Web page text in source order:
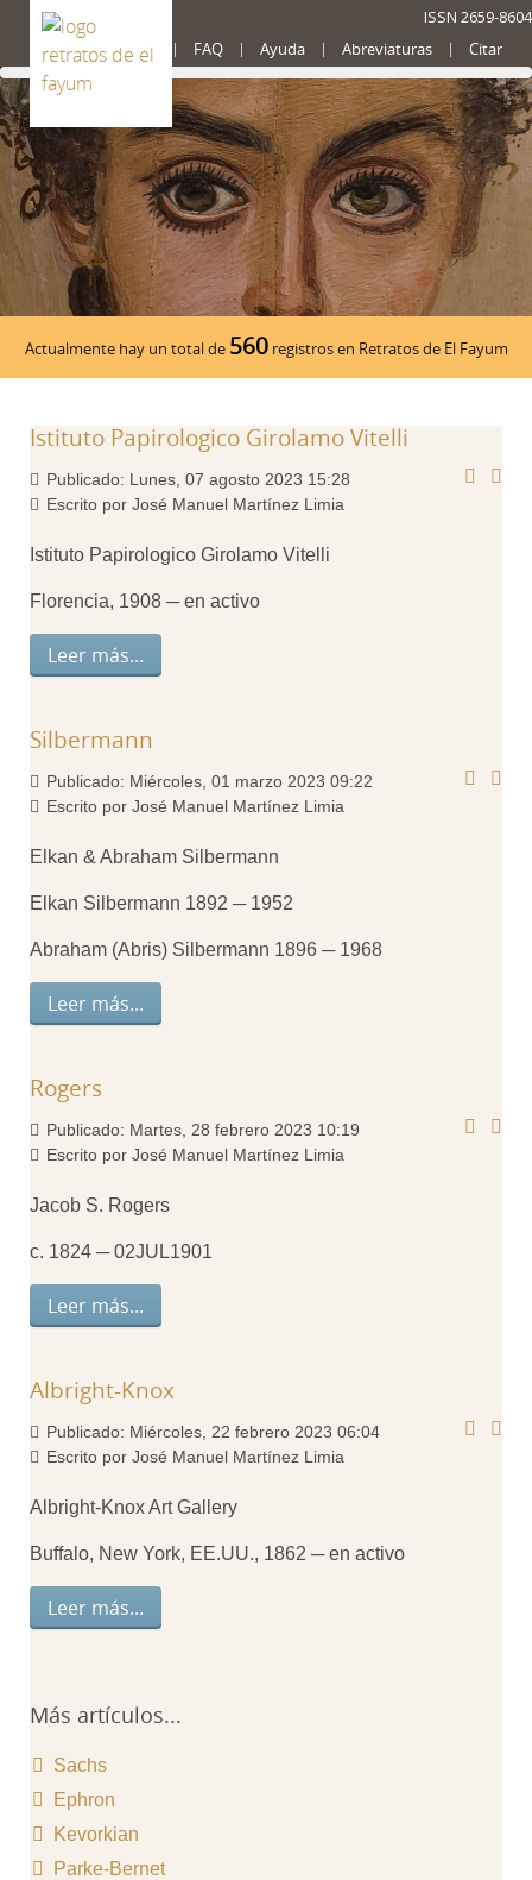
ISSN 2659-8604
Presentación FAQ Ayuda Abreviaturas Citar
Actualmente hay un total de 560registros en Retratos de El Fayum
Istituto Papirologico Girolamo Vitelli
Publicado: Lunes, 07 agosto 2023 15:28
Escrito por José Manuel Martínez Limia
Istituto Papirologico Girolamo Vitelli
Florencia, 1908 ─ en activo
Leer más...
Silbermann
Publicado: Miércoles, 01 marzo 2023 09:22
Escrito por José Manuel Martínez Limia
Elkan & Abraham Silbermann
Elkan Silbermann 1892 ─ 1952
Abraham (Abris) Silbermann 1896 ─ 1968
Leer más...
Rogers
Publicado: Martes, 28 febrero 2023 10:19
Escrito por José Manuel Martínez Limia
Jacob S. Rogers
c. 1824 ─ 02JUL1901
Leer más...
Albright-Knox
Publicado: Miércoles, 22 febrero 2023 06:04
Escrito por José Manuel Martínez Limia
Albright-Knox Art Gallery
Buffalo, New York, EE.UU., 1862 ─ en activo
Leer más...
Más artículos...
Sachs
Ephron
Kevorkian
Parke-Bernet